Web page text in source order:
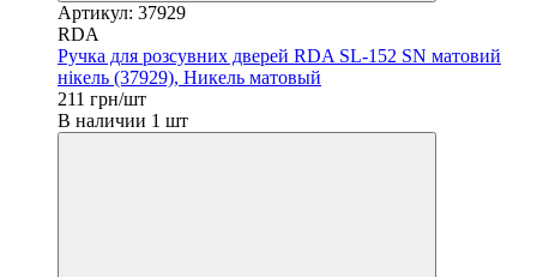
Артикул: 37929
RDA
Ручка для розсувних дверей RDA SL-152 SN матовий
нікель (37929), Никель матовый
211 грн/шт
В наличии 1 шт